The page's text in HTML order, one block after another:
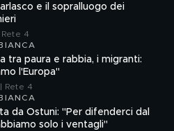
e il sopralluogo dei
4
tra paura e rabbia, i migranti:
l'Europa"
Rete 4
da Ostuni: "Per difenderci dal
solo i ventagli"